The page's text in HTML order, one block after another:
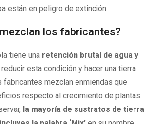
están en peligro de extinción.
los fabricantes?
tiene una retención brutal de agua y
reducir esta condición y hacer una tierra
fabricantes mezclan enmiendas que
respecto al crecimiento de plantas.
la mayoría de sustratos de tierra